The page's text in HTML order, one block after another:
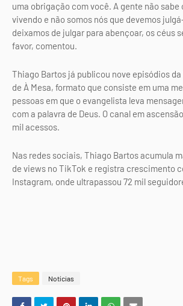
uma obrigação com você. A gente não sabe
vivendo e não somos nós que devemos
deixamos de julgar para abençoar, os céus
favor, comentou.
Thiago Bartos já publicou nove episódios
de À Mesa, formato que consiste em uma
pessoas em que o evangelista leva
com a palavra de Deus. O canal em
mil acessos.
Nas redes sociais, Thiago Bartos acumula
de views no TikTok e registra crescimento
Instagram, onde ultrapassou 72 mil
Tags Notícias